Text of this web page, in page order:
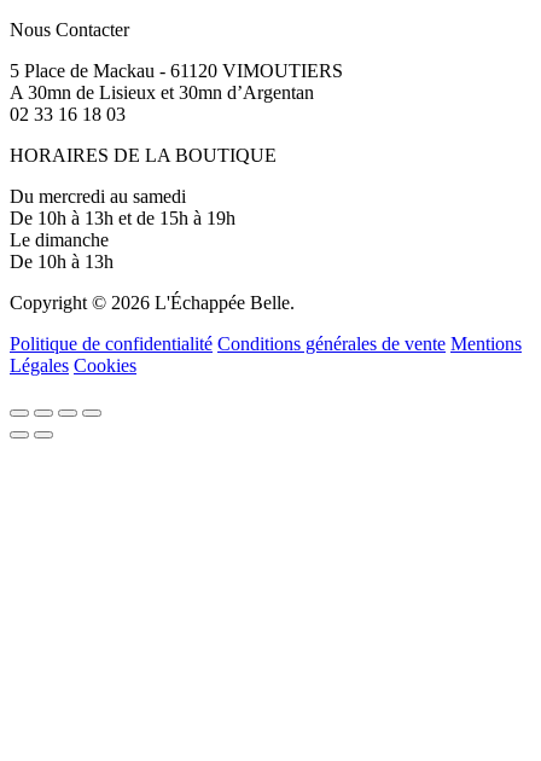
Nous Contacter
5 Place de Mackau - 61120 VIMOUTIERS
A 30mn de Lisieux et 30mn d’Argentan
02 33 16 18 03
HORAIRES DE LA BOUTIQUE
Du mercredi au samedi
De 10h à 13h et de 15h à 19h
Le dimanche
De 10h à 13h
Copyright © 2026 L'Échappée Belle.
Politique de confidentialité Conditions générales de vente Mentions
Légales Cookies